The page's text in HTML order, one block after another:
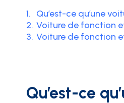
1. Qu’est-ce qu’une
2. Voiture de fonction
3. Voiture de fonction
Qu’est-ce